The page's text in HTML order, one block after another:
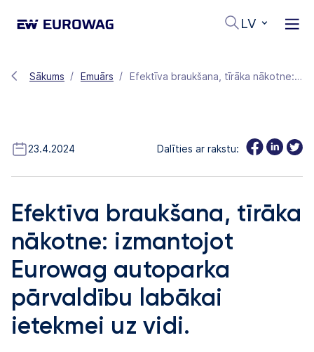
LV
Sākums Emuārs Efektīva braukšana, tīrāka nākotne: izmantojot Eurowag autoparka pārvaldību labākai ietekmei uz vidi.
23.4.2024 Dalīties ar rakstu:
Efektīva braukšana, tīrāka
nākotne: izmantojot
Eurowag autoparka
pārvaldību labākai
ietekmei uz vidi.